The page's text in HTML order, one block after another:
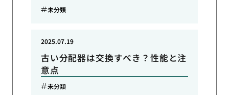
未分類
古い分配器は交換すべき？性能と注
意点
2025.07.19
未分類